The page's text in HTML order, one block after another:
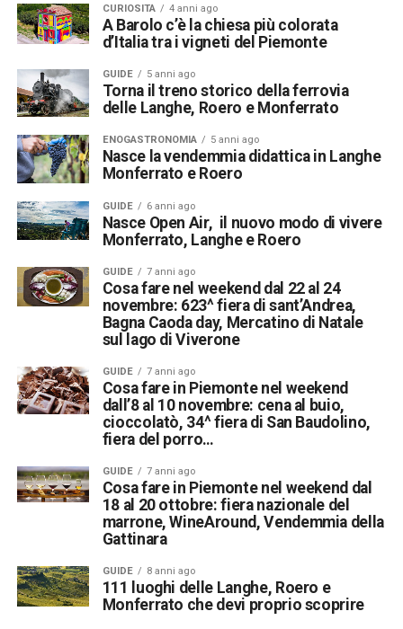
CURIOSITÀ 4 anni ago
A Barolo c’è la chiesa più colorata
d’Italia tra i vigneti del Piemonte
GUIDE 5 anni ago
Torna il treno storico della ferrovia
delle Langhe, Roero e Monferrato
ENOGASTRONOMIA 5 anni ago
Nasce la vendemmia didattica in Langhe
Monferrato e Roero
GUIDE 6 anni ago
Nasce Open Air, il nuovo modo di vivere
Monferrato, Langhe e Roero
GUIDE 7 anni ago
Cosa fare nel weekend dal 22 al 24
novembre: 623^ fiera di sant’Andrea,
Bagna Caoda day, Mercatino di Natale
sul lago di Viverone
GUIDE 7 anni ago
Cosa fare in Piemonte nel weekend
dall’8 al 10 novembre: cena al buio,
cioccolatò, 34^ fiera di San Baudolino,
fiera del porro…
GUIDE 7 anni ago
Cosa fare in Piemonte nel weekend dal
18 al 20 ottobre: fiera nazionale del
marrone, WineAround, Vendemmia della
Gattinara
GUIDE 8 anni ago
111 luoghi delle Langhe, Roero e
Monferrato che devi proprio scoprire